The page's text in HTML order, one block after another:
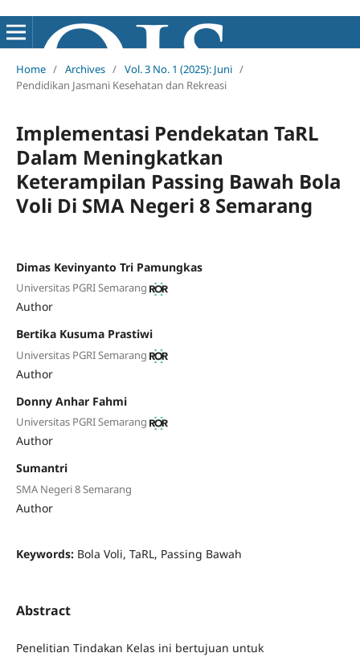
Home / Archives / Vol. 3 No. 1 (2025): Juni /
Pendidikan Jasmani Kesehatan dan Rekreasi
Implementasi Pendekatan TaRL
Dalam Meningkatkan
Keterampilan Passing Bawah Bola
Voli Di SMA Negeri 8 Semarang
Dimas Kevinyanto Tri Pamungkas
Universitas PGRI Semarang
Author
Bertika Kusuma Prastiwi
Universitas PGRI Semarang
Author
Donny Anhar Fahmi
Universitas PGRI Semarang
Author
Sumantri
SMA Negeri 8 Semarang
Author
Keywords: Bola Voli, TaRL, Passing Bawah
Abstract
Penelitian Tindakan Kelas ini bertujuan untuk